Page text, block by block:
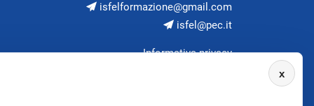
isfelformazione@gmail.com
isfel@pec.it
Informativa privacy
x